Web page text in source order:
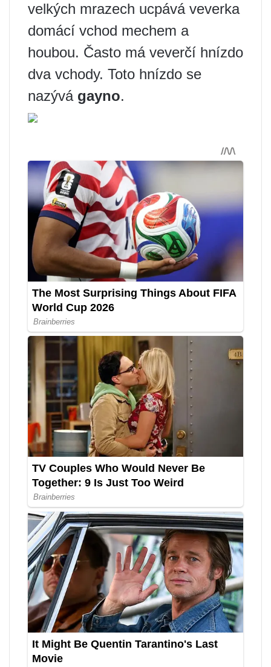
velkých mrazech ucpává veverka
domácí vchod mechem a
houbou. Často má veverčí hnízdo
dva vchody. Toto hnízdo se
nazývá gayno.